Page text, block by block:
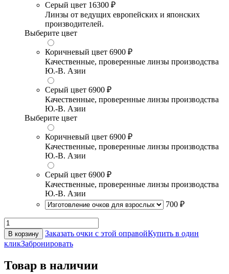
Серый цвет 16300 ₽
Линзы от ведущих европейских и японских
производителей.
Выберите цвет
Коричневый цвет 6900 ₽
Качественные, проверенные линзы производства
Ю.-В. Азии
Серый цвет 6900 ₽
Качественные, проверенные линзы производства
Ю.-В. Азии
Выберите цвет
Коричневый цвет 6900 ₽
Качественные, проверенные линзы производства
Ю.-В. Азии
Серый цвет 6900 ₽
Качественные, проверенные линзы производства
Ю.-В. Азии
700 ₽
В корзину Заказать очки с этой оправойКупить в один
кликЗабронировать
Товар в наличии